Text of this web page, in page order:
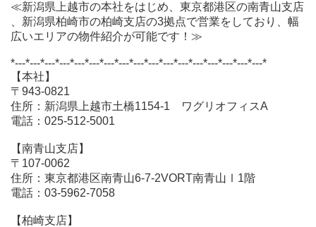
≪新潟県上越市の本社をはじめ、東京都港区の南青山支店
、新潟県柏崎市の柏崎支店の3拠点で営業をしており、幅
広いエリアの物件紹介が可能です！≫
*---*---*---*---*---*---*---*---*---*---*---*---*---*---*---*---*---*
【本社】
〒943-0821
住所：新潟県上越市土橋1154-1 ワグリオフィスA
電話：025-512-5001
【南青山支店】
〒107-0062
住所：東京都港区南青山6-7-2VORT南青山Ⅰ1階
電話：03-5962-7058
【柏崎支店】